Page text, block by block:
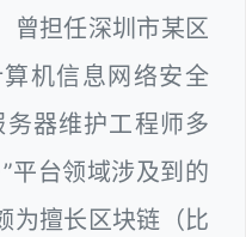
曾担任深圳市某区
机信息网络安全
务器维护工程师多
平台领域涉及到的
为擅长区块链（比